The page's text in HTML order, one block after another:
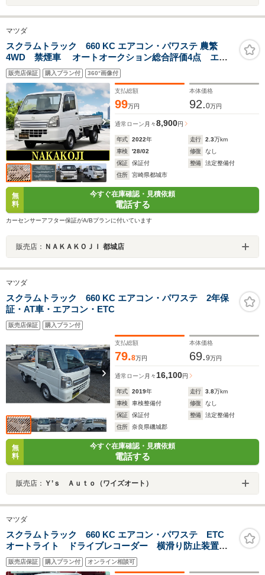
マツダ
スクラムトラック 660 KC エアコン・パワステ 農繁
4WD 禁煙車 オートオークション総合評価4点 エア
バッグ ABS エアコン パワステ デフロック メッ
キグリル あおりガード アングルプロテクター キャ
ビンバックモール CDプレーヤー 4輪駆動 働く軽ト
ラ
販売店保証 購入プラン付 360°画像付
支払総額
99万円
本体価格
92.0万円
通常ローン 月々8,900円
年式 2022年 走行 2.3万km
車検
'28/02 修復
なし
保証
保証付 整備
法定整備付
住所
宮崎県都城市
無
料
今すぐ在庫確認・見積依頼
電話する
カーセンサーアフター保証がA/Bプランに付いています
販売店： ＮＡＫＡＫＯＪＩ 都城店
マツダ
スクラムトラック 660 KC エアコン・パワステ 2年保
証・AT車・エアコン・ETC
販売店保証 購入プラン付
支払総額
79.8万円
本体価格
69.9万円
通常ローン 月々 16,100円
年式 2019年 走行 3.8万km
車検
車検整備付 修復
なし
保証
保証付 整備
法定整備付
住所
奈良県磯城郡
無
料
今すぐ在庫確認・見積依頼
電話する
販売店： Ｙ’ｓ Ａｕｔｏ（ワイズオート）
マツダ
スクラムトラック 660 KC エアコン・パワステ ETC
オートライト ドライブレコーダー 横滑り防止装置
フロアマット AM FM
販売店保証 購入プラン付 オンライン相談可